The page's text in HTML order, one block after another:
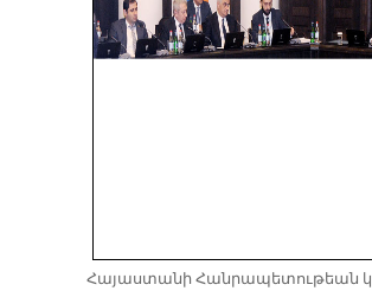
Հայաստանի Հանրապետութեան